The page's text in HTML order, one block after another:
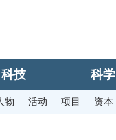
科技 科学
物 活动 项目 资本